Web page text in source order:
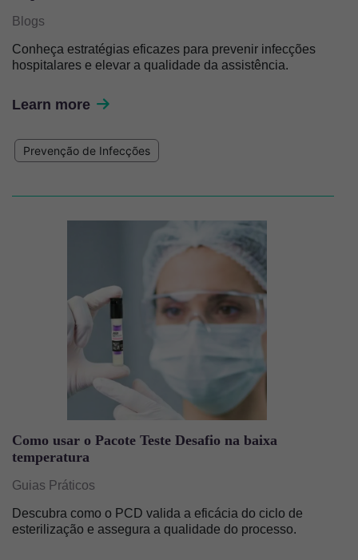
Blogs
Conheça estratégias eficazes para prevenir infecções
hospitalares e elevar a qualidade da assistência.
Learn more
Prevenção de Infecções
Como usar o Pacote Teste Desafio na baixa
temperatura
Guias Práticos
Descubra como o PCD valida a eficácia do ciclo de
esterilização e assegura a qualidade do processo.